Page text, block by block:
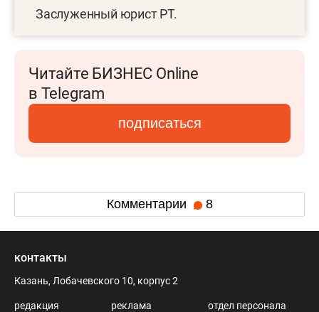
Заслуженный юрист РТ.
Читайте БИЗНЕС Online
в Telegram
подписаться
Комментарии 8
контакты
Казань, Лобачевского 10, корпус 2
редакция
реклама
отдел персонала